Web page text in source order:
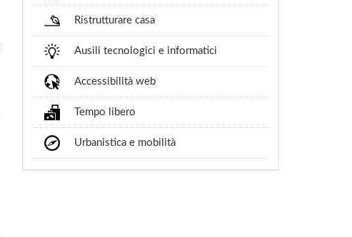
Ristrutturare casa
Ausili tecnologici e informatici
Accessibilità web
Tempo libero
Urbanistica e mobilità